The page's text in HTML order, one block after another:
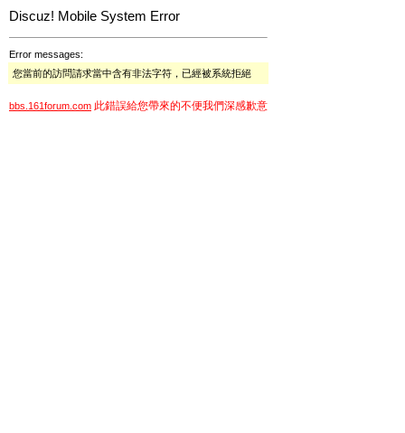
Discuz! Mobile System Error
Error messages:
您當前的訪問請求當中含有非法字符，已經被系統拒絕
bbs.161forum.com 此錯誤給您帶來的不便我們深感歉意